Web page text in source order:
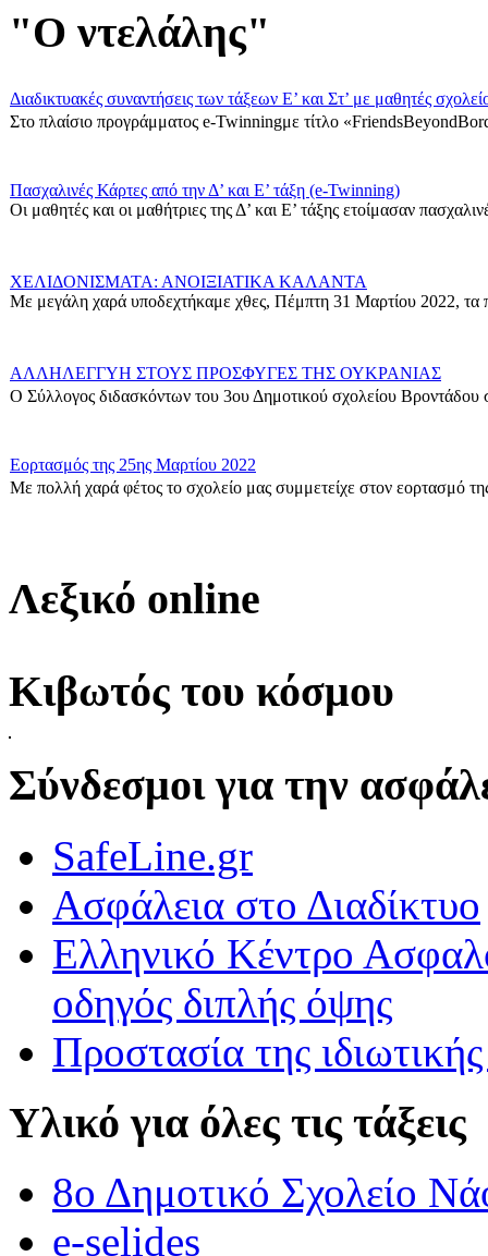
"Ο ντελάλης"
Διαδικτυακές συναντήσεις των τάξεων Ε’ και Στ’ με μαθητές
Στο πλαίσιο προγράμματος e-Twinningμε τίτλο
Πασχαλινές Κάρτες από την Δ’ και Ε’ τάξη (e-Twinning)
Οι μαθητές και οι μαθήτριες της Δ’ και Ε’ τάξης ετοίμασαν
ΧΕΛΙΔΟΝΙΣΜΑΤΑ: ΑΝΟΙΞΙΑΤΙΚΑ ΚΑΛΑΝΤΑ
Με μεγάλη χαρά υποδεχτήκαμε χθες, Πέμπτη 31 Μαρτίου 2022, τα
ΑΛΛΗΛΕΓΓΥΗ ΣΤΟΥΣ ΠΡΟΣΦΥΓΕΣ ΤΗΣ ΟΥΚΡΑΝΙΑΣ
Ο Σύλλογος διδασκόντων του 3ου Δημοτικού σχολείου
Εορτασμός της 25ης Μαρτίου 2022
Με πολλή χαρά φέτος το σχολείο μας συμμετείχε στον εορτασμό
ΣΤ\' Τάξη-Δράση για τον σχολικό εκφοβισμό
Εκφράζομαι μέσα από την τέχνη.\r\nΠαρατηρήσαμε πολύ
ΟΙ ΑΓΡΙΟΠΑΠΙΕΣ ΠΕΤΟΥΝ ΣΤΟ 3Ο ΔΗΜΟΤΙΚΟ ΣΧΟΛΕΙΟ
ΟΙ ΑΓΡΙΟΠΑΠΙΕΣ ΠΕΤΟΥΝ ΣΤΟ 3Ο ΔΗΜΟΤΙΚΟ ΣΧΟΛΕΙΟ
Λεξικό online
Κιβωτός του κόσμου
Σύνδεσμοι για την
SafeLine.gr
Ασφάλεια στο Διαδίκτυο
Ελληνικό Κέντρο
οδηγός διπλής όψης
Προστασία της
Υλικό για όλες τις τάξεις
8ο Δημοτικό Σχολείο
e-selides